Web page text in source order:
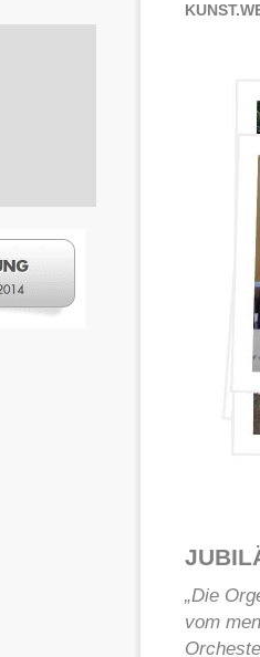
„Die
vom